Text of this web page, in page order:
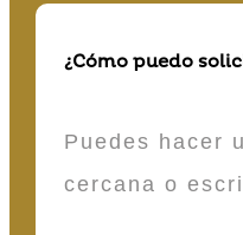
¿Cómo puedo
Puedes hacer
cercana o